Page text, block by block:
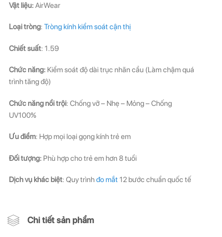
Vật liệu:AirWear
Loại tròng: Tròng kính kiểm soát cận thị
Chiết suất: 1.59
Chức năng: Kiểm soát độ dài trục nhãn cầu (Làm chậm quá
trình tăng độ)
Chức năng nổi trội: Chống vỡ – Nhẹ – Mỏng – Chống
UV100%
Ưu điểm: Hợp mọi loại gọng kính trẻ em
Đối tượng: Phù hợp cho trẻ em hơn 8 tuổi
Dịch vụ khác biệt: Quy trìnhđo mắt 12 bước chuẩn quốc tế
Chi tiết sản phẩm
Triều)
Triều)